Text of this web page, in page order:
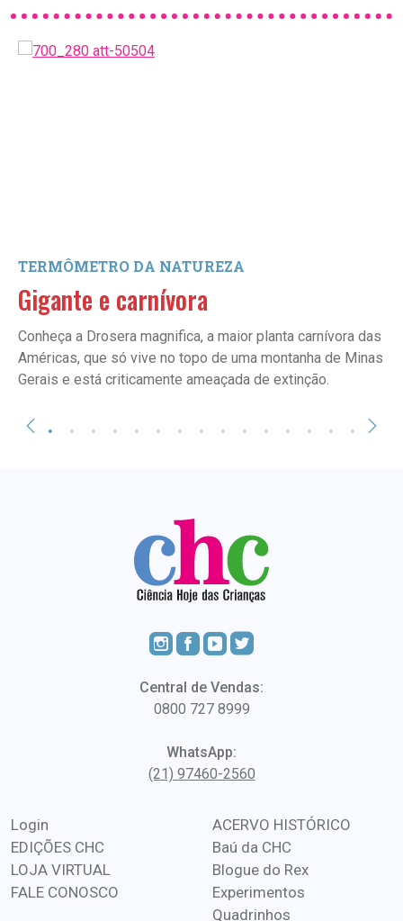
TERMÔMETRO DA NATUREZA
Gigante e carnívora
Conheça a Drosera magnifica, a maior planta carnívora das
Américas, que só vive no topo de uma montanha de Minas
Gerais e está criticamente ameaçada de extinção.
Central de Vendas:
0800 727 8999
WhatsApp:
(21) 97460-2560
Login
EDIÇÕES CHC
LOJA VIRTUAL
FALE CONOSCO
ACERVO HISTÓRICO
Baú da CHC
Blogue do Rex
Experimentos
Quadrinhos